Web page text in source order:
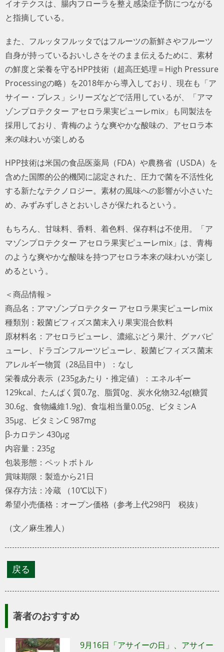
イオテクスは、腸内フローラを整え感染症予防につながる
と指摘している。
また、フルッタフルッタではフルーツの新鮮さやフルーツ
自身が持っているおいしさをそのまま伝えるために、素材
の鮮度と栄養を守るHPP技術（超高圧処理＝High Pressure
Processingの略）を2018年から導入しており、現在も「ア
サイー・プレス」シリーズなどで活用しているが、「アマ
ゾンプロテクター アセロラ果実ピューレmix」も同製法を
採用しており、青梅のような爽やかな酸味の、アセロラ本
来の味わいが楽しめる
HPP技術は米国の食品医薬局（FDA）や農務省（USDA）を
含めた国際的公的機関に認定された、圧力で菌を不活性化
する新たなテクノロジー。素材の風味への影響が小さいた
め、みずみずしさとおいしさが保たれるという。
もちろん、甘味料、香料、着色料、保存料は不使用。「ア
マゾンプロテクター アセロラ果実ピューレmix」は、青梅
のような爽やかな酸味を持つアセロラ本来の味わいが楽し
めるという。
＜商品情報＞
商品名：アマゾンプロテクター アセロラ果実ピューレmix
種類別：殺菌ビフィズス菌末入り果実混合飲料
原材料名：アセロラピューレ、濃縮ぶどう果汁、グァバピ
ューレ、ドラゴンフルーツピューレ、殺菌ビフィズス菌末
アレルギー物質（28品目中）：なし
栄養成分表示（235gあたり・推定値）：エネルギー
129kcal、たんぱく質0.7g、脂質0g、炭水化物32.4g(糖質
30.6g、食物繊維1.9g)、食塩相当量0.05g、ビタミンA
35μg、ビタミンC 987mg
β-カロテン 430μg
内容量：235g
包装形態：ペットボトル
賞味期限：製造から21日
保存方法：冷蔵 （10℃以下）
希望小売価格：オープン価格（参考上代298円 税抜）
（文／麻生雅人）
著者のおすすめ
9月16日「アサイーの日」、アサイー